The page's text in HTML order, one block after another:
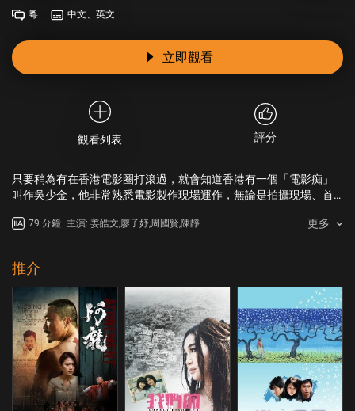
粵 中文、英文
立即觀看
觀看列表 評分
只要稍為有在香港電影圈打滾過，就會知道香港有一個「電影痴」
叫作吳少金，他非常熟悉電影製作現場運作，無論是拍攝現場、首
蹤影。沒有人知道吳少金這個電影痴漢從何而來，為何而來…真人騷
徹底調查，卻引發出吳少金不為人知的秘密…
79 分鐘 主演: 姜皓文,廖子妤,周國賢,陳靜 更多
推介